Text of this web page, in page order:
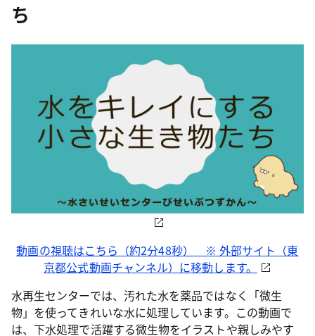
ち
動画の視聴はこちら（約2分48秒） ※ 外部サイト（東
京都公式動画チャンネル）に移動します。
水再生センターでは、汚れた水を薬品ではなく「微生
物」を使ってきれいな水に処理しています。この動画で
は、下水処理で活躍する微生物をイラストや親しみやす